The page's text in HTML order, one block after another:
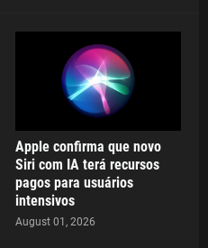
Apple confirma que novo
Siri com IA terá recursos
pagos para usuários
intensivos
August 01, 2026